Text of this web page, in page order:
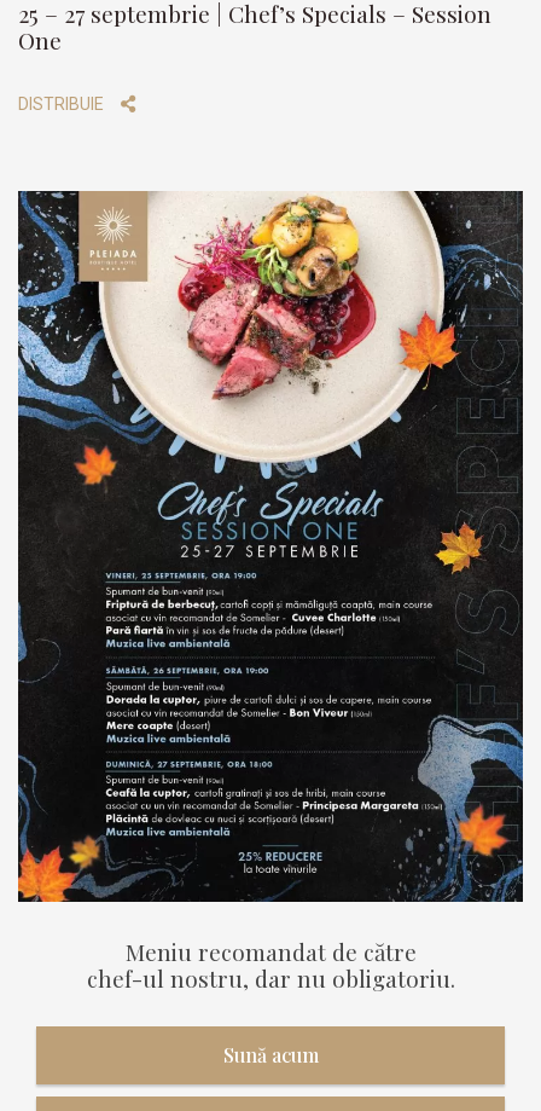
25 – 27 septembrie | Chef’s Specials – Session
One
DISTRIBUIE
Meniu recomandat de către
chef-ul nostru, dar nu obligatoriu.
Sună acum